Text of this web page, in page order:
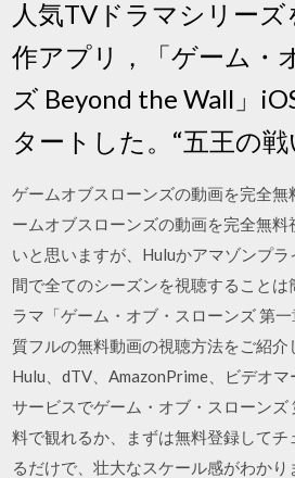
人気TVドラマシリー
作アプリ，「ゲーム・
ズ Beyond the Wall」
タートした。“五王の
ゲームオブスローンズの動画を完全
ームオブスローンズの動画を完全無
いと思いますが、Huluかアマゾンプ
間で全てのシーズンを視聴することは
ラマ「ゲーム・オブ・スローンズ 第
質フルの無料動画の視聴方法をご紹介
Hulu、dTV、AmazonPrime、ビデオ
サービスでゲーム・オブ・スローン
料で観れるか、まずは無料登録してチ
るだけで、壮大なスケール感がわかり